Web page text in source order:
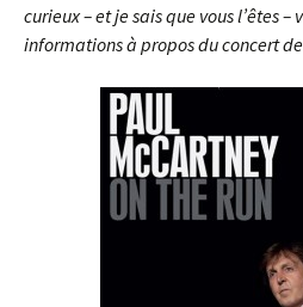
curieux – et je sais que vous l’êtes
informations à propos du concert